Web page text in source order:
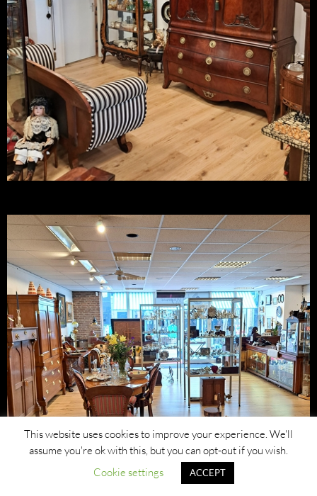
This website uses cookies to improve your experience. We'll
assume you're ok with this, but you can opt-out if you wish.
Cookie settings
ACCEPT